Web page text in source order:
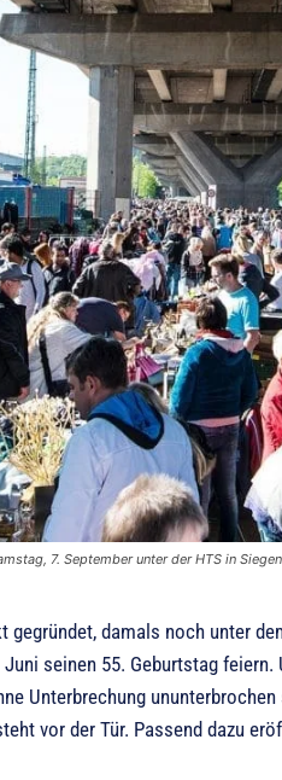
7. September unter der HTS in
gegründet, damals noch unter
seinen 55. Geburtstag feiern.
Unterbrechung
vor der Tür. Passend dazu